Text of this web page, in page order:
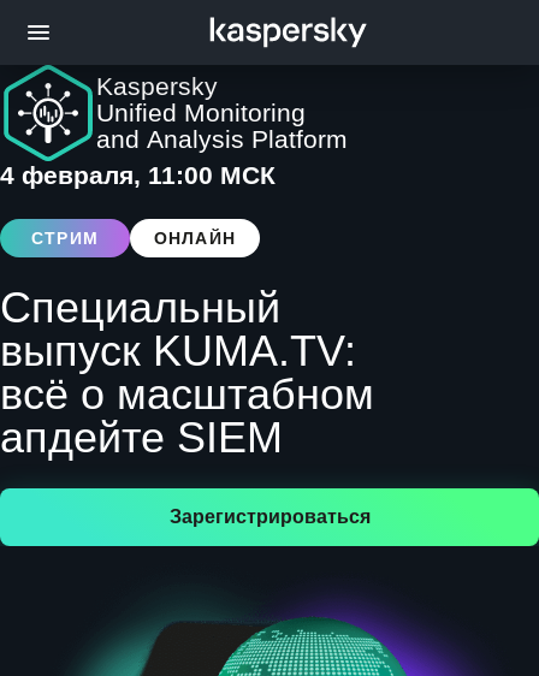
Kaspersky
Unified Monitoring
and Analysis Platform
4 февраля, 11:00 МСК
СТРИМ ОНЛАЙН
Специальный
выпуск KUMA.TV:
всё о масштабном
апдейте SIEM
Зарегистрироваться